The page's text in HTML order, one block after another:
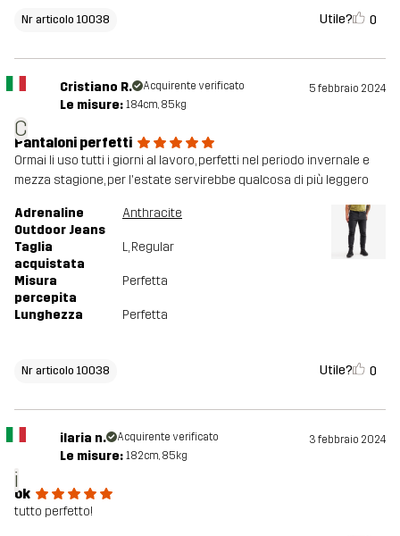
Nr articolo 10038 Utile? 0
C
Cristiano R. Acquirente verificato 5 febbraio 2024
Le misure: 184cm, 85kg
Pantaloni perfetti
Ormai li uso tutti i giorni al lavoro, perfetti nel periodo invernale e
mezza stagione, per l'estate servirebbe qualcosa di più leggero
Adrenaline
Outdoor Jeans
Anthracite
Taglia
acquistata
L, Regular
Misura
percepita
Perfetta
Lunghezza Perfetta
Nr articolo 10038 Utile? 0
i
ilaria n. Acquirente verificato 3 febbraio 2024
Le misure: 182cm, 85kg
ok
tutto perfetto!